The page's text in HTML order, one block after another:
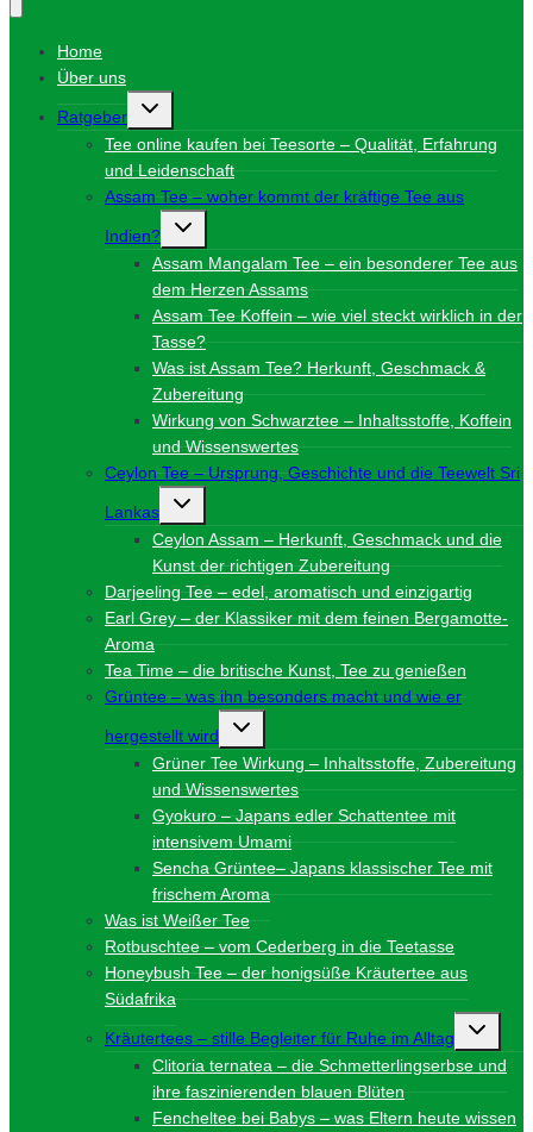
Home
Über uns
Ratgeber
Untermenü
umschalten
Tee online kaufen bei Teesorte – Qualität, Erfahrung
und Leidenschaft
Assam Tee – woher kommt der kräftige Tee aus
Indien?
Untermenü
umschalten
Assam Mangalam Tee – ein besonderer Tee aus
dem Herzen Assams
Assam Tee Koffein – wie viel steckt wirklich in der
Tasse?
Was ist Assam Tee? Herkunft, Geschmack &
Zubereitung
Wirkung von Schwarztee – Inhaltsstoffe, Koffein
und Wissenswertes
Ceylon Tee – Ursprung, Geschichte und die Teewelt Sri
Lankas
Untermenü
umschalten
Ceylon Assam – Herkunft, Geschmack und die
Kunst der richtigen Zubereitung
Darjeeling Tee – edel, aromatisch und einzigartig
Earl Grey – der Klassiker mit dem feinen Bergamotte-
Aroma
Tea Time – die britische Kunst, Tee zu genießen
Grüntee – was ihn besonders macht und wie er
hergestellt wird
Untermenü
umschalten
Grüner Tee Wirkung – Inhaltsstoffe, Zubereitung
und Wissenswertes
Gyokuro – Japans edler Schattentee mit
intensivem Umami
Sencha Grüntee– Japans klassischer Tee mit
frischem Aroma
Was ist Weißer Tee
Rotbuschtee – vom Cederberg in die Teetasse
Honeybush Tee – der honigsüße Kräutertee aus
Südafrika
Kräutertees – stille Begleiter für Ruhe im Alltag
Clitoria ternatea – die Schmetterlingserbse und
ihre faszinierenden blauen Blüten
Fencheltee bei Babys – was Eltern heute wissen